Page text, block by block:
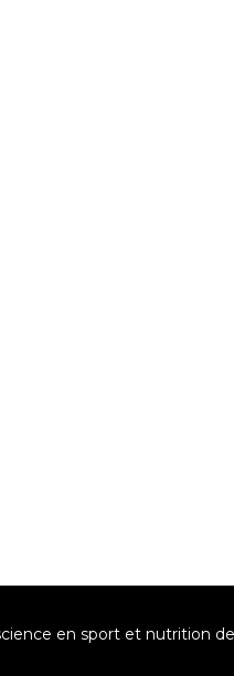
en sport et nutrition